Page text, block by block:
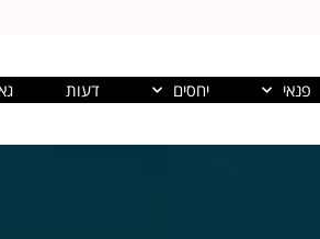
פנאי יחסים דעות